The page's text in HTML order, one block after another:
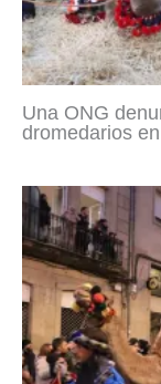
Una ONG
dromedarios